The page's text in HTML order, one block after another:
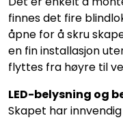
finnes det fire
åpne for å skru
en fin installasjon
flyttes fra høyre til
LED-belysning og
Skapet har